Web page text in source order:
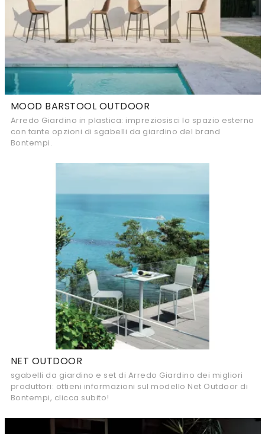
MOOD BARSTOOL OUTDOOR
Arredo Giardino in plastica: impreziosisci lo spazio esterno
con tante opzioni di sgabelli da giardino del brand
Bontempi.
NET OUTDOOR
sgabelli da giardino e set di Arredo Giardino dei migliori
produttori: ottieni informazioni sul modello Net Outdoor di
Bontempi, clicca subito!